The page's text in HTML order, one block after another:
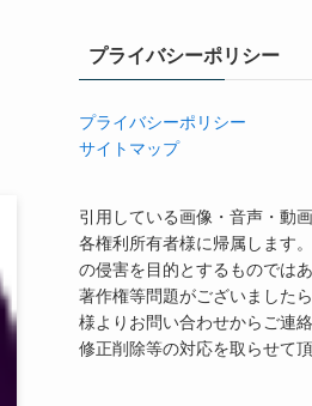
プライバシーポリシー
プライバシーポリシー
サイトマップ
引用している画像・音声・動
各権利所有者様に帰属します
の侵害を目的とするものではあ
著作権等問題がございました
様よりお問い合わせからご連
修正削除等の対応を取らせて頂